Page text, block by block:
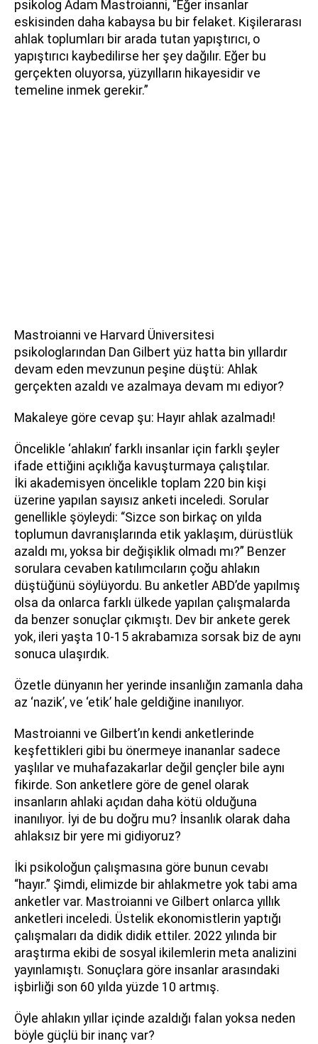
psikolog Adam Mastroianni, “Eğer insanlar
eskisinden daha kabaysa bu bir felaket. Kişilerarası
ahlak toplumları bir arada tutan yapıştırıcı, o
yapıştırıcı kaybedilirse her şey dağılır. Eğer bu
gerçekten oluyorsa, yüzyılların hikayesidir ve
temeline inmek gerekir.”
Mastroianni ve Harvard Üniversitesi
psikologlarından Dan Gilbert yüz hatta bin yıllardır
devam eden mevzunun peşine düştü: Ahlak
gerçekten azaldı ve azalmaya devam mı ediyor?
Makaleye göre cevap şu: Hayır ahlak azalmadı!
Öncelikle ‘ahlakın’ farklı insanlar için farklı şeyler
ifade ettiğini açıklığa kavuşturmaya çalıştılar.
İki akademisyen öncelikle toplam 220 bin kişi
üzerine yapılan sayısız anketi inceledi. Sorular
genellikle şöyleydi: “Sizce son birkaç on yılda
toplumun davranışlarında etik yaklaşım, dürüstlük
azaldı mı, yoksa bir değişiklik olmadı mı?” Benzer
sorulara cevaben katılımcıların çoğu ahlakın
düştüğünü söylüyordu. Bu anketler ABD’de yapılmış
olsa da onlarca farklı ülkede yapılan çalışmalarda
da benzer sonuçlar çıkmıştı. Dev bir ankete gerek
yok, ileri yaşta 10-15 akrabamıza sorsak biz de aynı
sonuca ulaşırdık.
Özetle dünyanın her yerinde insanlığın zamanla daha
az ‘nazik’, ve ‘etik’ hale geldiğine inanılıyor.
Mastroianni ve Gilbert’ın kendi anketlerinde
keşfettikleri gibi bu önermeye inananlar sadece
yaşlılar ve muhafazakarlar değil gençler bile aynı
fikirde. Son anketlere göre de genel olarak
insanların ahlaki açıdan daha kötü olduğuna
inanılıyor. İyi de bu doğru mu? İnsanlık olarak daha
ahlaksız bir yere mi gidiyoruz?
İki psikoloğun çalışmasına göre bunun cevabı
“hayır.” Şimdi, elimizde bir ahlakmetre yok tabi ama
anketler var. Mastroianni ve Gilbert onlarca yıllık
anketleri inceledi. Üstelik ekonomistlerin yaptığı
çalışmaları da didik didik ettiler. 2022 yılında bir
araştırma ekibi de sosyal ikilemlerin meta analizini
yayınlamıştı. Sonuçlara göre insanlar arasındaki
işbirliği son 60 yılda yüzde 10 artmış.
Öyle ahlakın yıllar içinde azaldığı falan yoksa neden
böyle güçlü bir inanç var?